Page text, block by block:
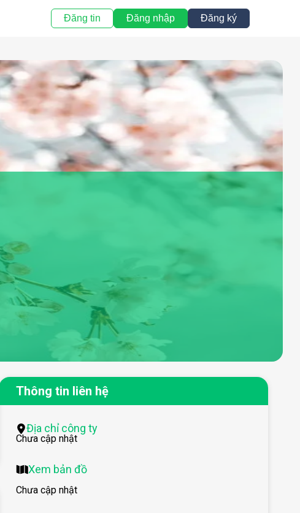
Đăng tin Đăng nhập Đăng ký
Thông tin liên hệ
Địa chỉ công ty
Chưa cập nhật
Xem bản đồ
Chưa cập nhật